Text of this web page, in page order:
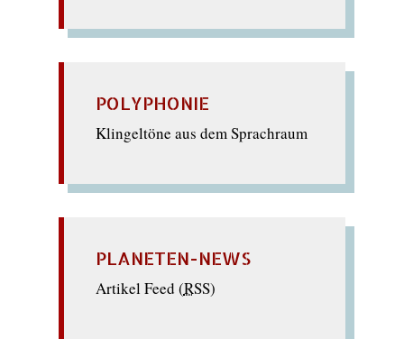
POLYPHONIE
Klingeltöne aus dem Sprachraum
PLANETEN-NEWS
Artikel Feed (RSS)